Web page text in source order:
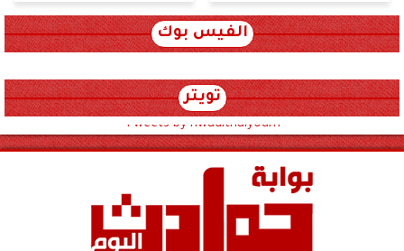
الفيس بوك
تويتر
Tweets by hwadithalyoum